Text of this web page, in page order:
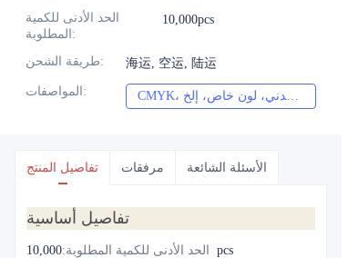
الحد الأدنى للكمية
المطلوبة :
10,000pcs
طريقة الشحن: 海运, 空运, 陆运
المواصفات : CMYK، بانتون، معدني، لون خاص، إلخ
تفاصيل المنتج مرفقات الأسئلة الشائعة
تفاصيل أساسية
الحد الأدنى للكمية المطلوبة: 10,000pcs